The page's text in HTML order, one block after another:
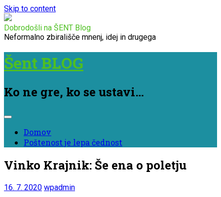
Skip to content
Dobrodošli na ŠENT Blog
Neformalno zbirališče mnenj, idej in drugega
Šent BLOG
Ko ne gre, ko se ustavi…
Domov
Poštenost je lepa čednost
Vinko Krajnik: Še ena o poletju
16. 7. 2020 wpadmin